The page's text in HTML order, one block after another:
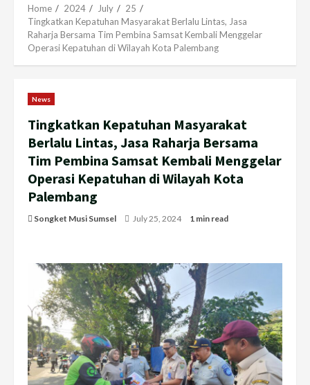
Home 2024 July
25
Tingkatkan Kepatuhan Masyarakat Berlalu Lintas, Jasa
Raharja Bersama Tim Pembina Samsat Kembali Menggelar
Operasi Kepatuhan di Wilayah Kota Palembang
News
Tingkatkan Kepatuhan Masyarakat
Berlalu Lintas, Jasa Raharja Bersama
Tim Pembina Samsat Kembali Menggelar
Operasi Kepatuhan di Wilayah Kota
Palembang
Songket Musi Sumsel July 25, 2024 1 min read